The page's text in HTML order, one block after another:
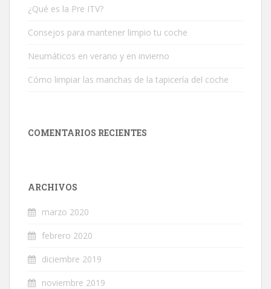
¿Qué es la Pre ITV?
Consejos para mantener limpio tu coche
Neumáticos en verano y en invierno
Cómo limpiar las manchas de la tapicería del coche
COMENTARIOS RECIENTES
ARCHIVOS
marzo 2020
febrero 2020
diciembre 2019
noviembre 2019